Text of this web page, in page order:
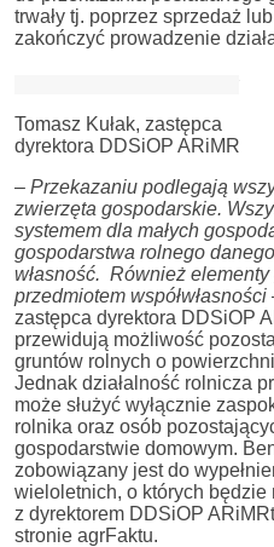
trwały tj. poprzez sprzedaż
zakończyć prowadzenie
Tomasz Kułak, zastępca
dyrektora DDSiOP ARiMR
– Przekazaniu podlegają
zwierzęta gospodarskie.
systemem dla małych
gospodarstwa rolnego
własność. Również
przedmiotem współwłasności
zastępca dyrektora DDSiOP
przewidują możliwość
gruntów rolnych o
Jednak działalność rolnicza
może służyć wyłącznie
rolnika oraz osób
gospodarstwie domowym.
zobowiązany jest do
wieloletnich, o których
z dyrektorem DDSiOP
stronie agrFaktu.